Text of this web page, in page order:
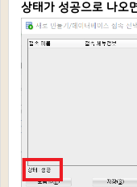
상태가 성공으로 나오